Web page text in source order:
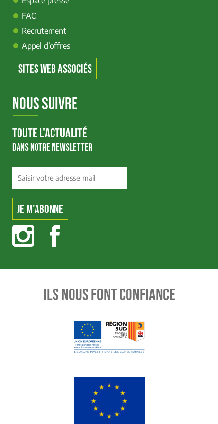
FAQ
Recrutement
Appel d’offres
SITES WEB ASSOCIÉS
NOUS SUIVRE
TOUTE L'ACTUALITÉ
DANS NOTRE NEWSLETTER
ILS NOUS FONT CONFIANCE